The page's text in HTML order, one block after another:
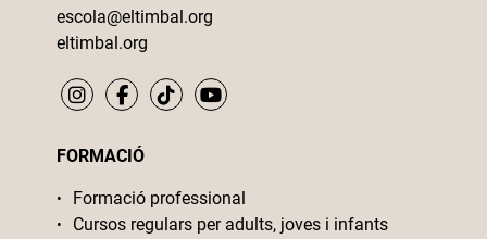
escola@eltimbal.org
eltimbal.org
FORMACIÓ
Formació professional
Cursos regulars per adults, joves i infants